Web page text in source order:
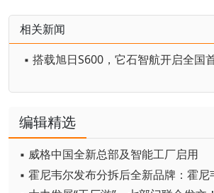
相关新闻
编辑精选
▪ 威格中国全新总部及智能工厂启用